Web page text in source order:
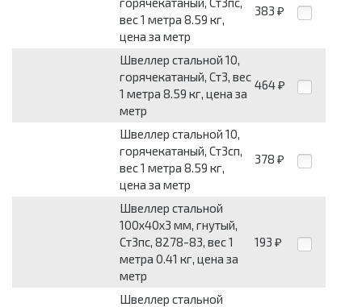
вес 1 метра 8.59 кг,
цена за метр
383 ₽
Швеллер стальной 10,
горячекатаный, Ст3, вес
1 метра 8.59 кг, цена за
метр
464 ₽
Швеллер стальной 10,
горячекатаный, Ст3сп,
вес 1 метра 8.59 кг,
цена за метр
378 ₽
Швеллер стальной
100x40x3 мм, гнутый,
Ст3пс, 8278-83, вес 1
метра 0.41 кг, цена за
метр
193 ₽
Швеллер стальной